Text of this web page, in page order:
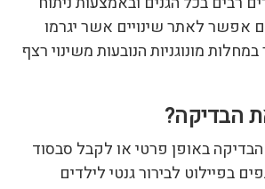
אפשר לאתר שינויים אשר יגרמו
מונוגניות הנובעות משינוי רצף
הבדיקה?
הבדיקה באופן פרטי או לקבל סבסוד
לבירור גנטי לילדים